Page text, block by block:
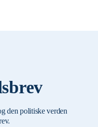
den politiske verden